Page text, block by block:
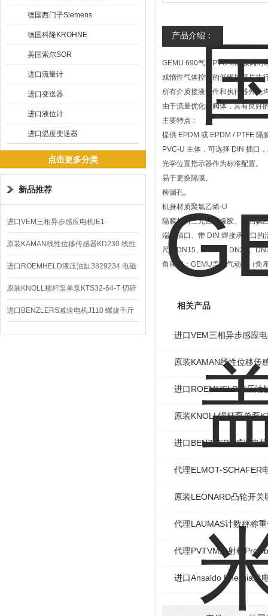
德国西门子Siemens
德国科隆KROHNE
美国索尔SOR
进口流量计
进口变送器
进口液位计
进口温度变送器
点击更多分类
新品推荐
进口VEM三相异步感应电机IE1-
K21R80G4马达
原装KAMAN线性位移传感器KD230 线性
编码器
进口ROEMHELD液压油缸3829234 电磁
阀定位器
原装KNOLL螺杆泵单泵KTS32-64-T 切碎
排屑机
进口BENZLERS减速电机J110 螺旋千斤
顶BD-58
产品介绍：
GEMU 690气动PVC-U隔膜阀对
或惰性气体控制的低维护膜片执
所有介质接液部件和执行器外壳
由于流量优化的阀体，具有良好
主要特点：
提供 EPDM 或 EPDM / PTFE
PVC-U 主体，可选择 DIN 插口
光学位置指示器作为标准配置。
易于更换隔膜。
检漏孔。
机身材质聚氯乙烯-U
隔膜材料三元乙丙橡胶、聚四氟
端接插口、带 DIN 焊接承插口的
尺寸DN15、DN20、DN25、
角座阀：GEMU盖米气动阀（角
相关产品
进口VEM三相异步感应
原装KAMAN线性位移传
进口ROEMHELD液压油
原装KNOLL螺杆泵单泵
进口BENZLERS减速电
代理ELMOT-SCHAFER
原装LEONARD凸轮开关
代理LAUMAS计数秤称
代理PVTVM发射机
进口Ansaldo Energia发